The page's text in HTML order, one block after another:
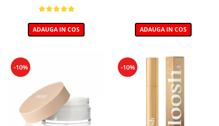
ADAUGA IN COS ADAUGA IN COS
-10% -10%